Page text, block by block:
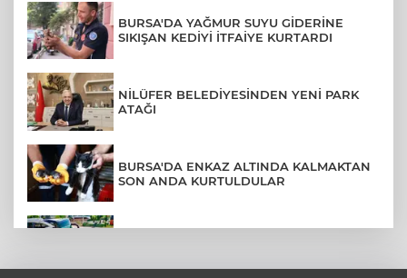
BURSA'DA YAĞMUR SUYU GİDERİNE
SIKIŞAN KEDİYİ İTFAİYE KURTARDI
NİLÜFER BELEDİYESİNDEN YENİ PARK
ATAĞI
BURSA'DA ENKAZ ALTINDA KALMAKTAN
SON ANDA KURTULDULAR